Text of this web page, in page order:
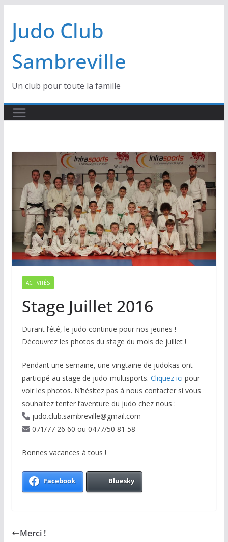
contenu
Judo Club
Sambreville
Un club pour toute la famille
ACTIVITÉS
Stage Juillet 2016
Durant l’été, le judo continue pour nos jeunes !
Découvrez les photos du stage du mois de juillet !
Pendant une semaine, une vingtaine de judokas ont
participé au stage de judo-multisports. Cliquez ici pour
voir les photos. N’hésitez pas à nous contacter si vous
souhaitez tenter l’aventure du judo chez nous :
judo.club.sambreville@gmail.com
071/77 26 60 ou 0477/50 81 58
Bonnes vacances à tous !
Facebook Bluesky
Merci !